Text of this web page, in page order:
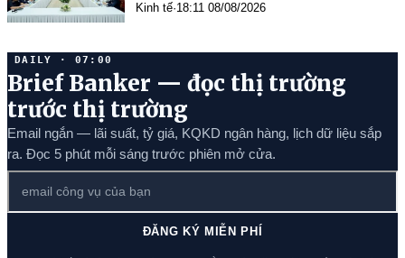
Kinh tế·18:11 08/08/2026
DAILY · 07:00
Brief Banker — đọc thị trường
trước thị trường
Email ngắn — lãi suất, tỷ giá, KQKD ngân hàng, lịch dữ liệu sắp
ra. Đọc 5 phút mỗi sáng trước phiên mở cửa.
ĐĂNG KÝ MIỄN PHÍ